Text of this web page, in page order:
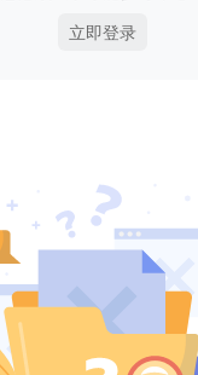
立即登录